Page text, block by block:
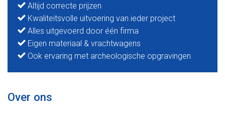
Altijd correcte prijzen
Kwaliteitsvolle uitvoering van ieder project
Alles uitgevoerd door één firma
Eigen materiaal & vrachtwagens
Ook ervaring met archeologische opgravingen
Over ons